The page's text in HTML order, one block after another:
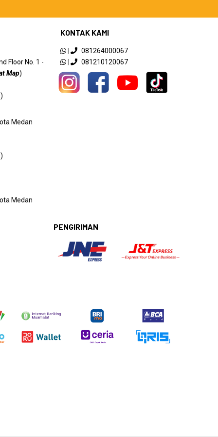
Floor No. 1 -
Map)
Medan
Medan
KONTAK KAMI
|
081264000067
|
081210120067
PENGIRIMAN